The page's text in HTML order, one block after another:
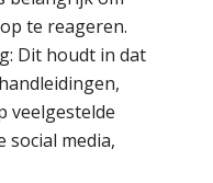
te reageren.
Dit houdt in dat
veelgestelde
social media,